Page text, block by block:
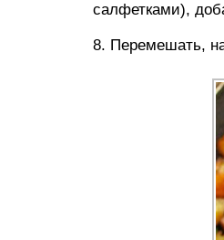
салфетками),
8. Перемешать,